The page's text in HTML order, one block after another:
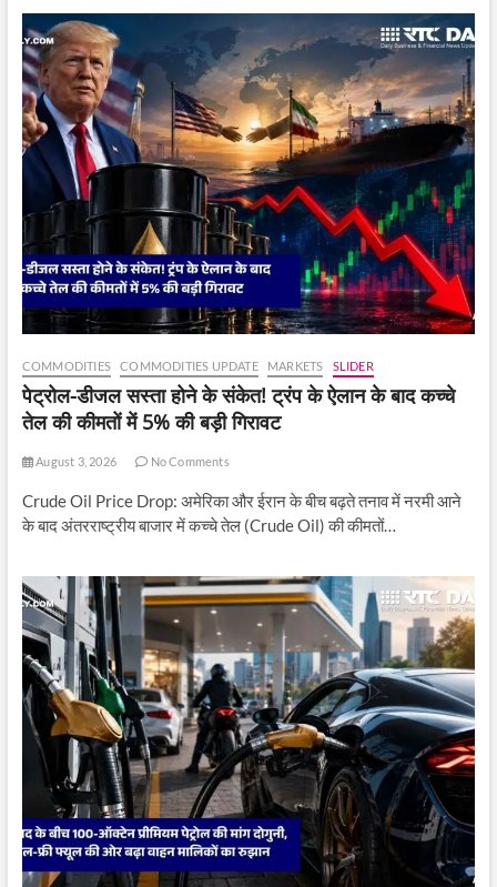
COMMODITIES COMMODITIES UPDATE MARKETS SLIDER
पेट्रोल-डीजल सस्ता होने के संकेत! ट्रंप के ऐलान के बाद कच्चे
तेल की कीमतों में 5% की बड़ी गिरावट
August 3, 2026 No Comments
Crude Oil Price Drop: अमेरिका और ईरान के बीच बढ़ते तनाव में नरमी आने
के बाद अंतरराष्ट्रीय बाजार में कच्चे तेल (Crude Oil) की कीमतों…